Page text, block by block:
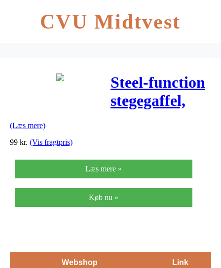
CVU Midtvest
Steel-function
stegegaffel,
(Læs mere)
99 kr. (Vis fragtpris)
Læs mere »
Køb nu »
Webshop Link